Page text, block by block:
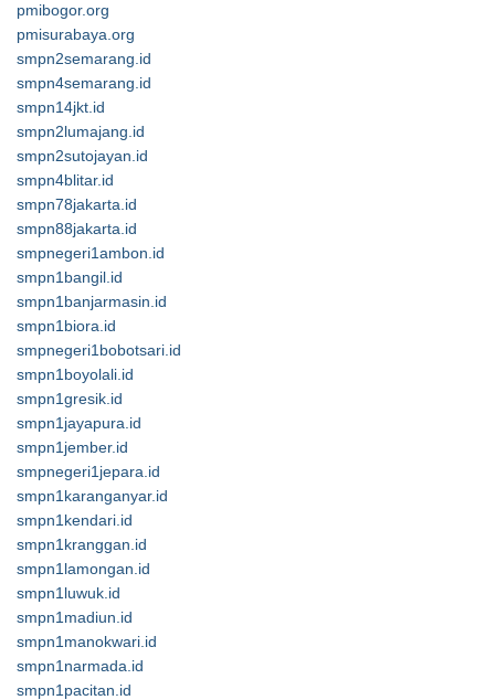
pmibogor.org
pmisurabaya.org
smpn2semarang.id
smpn4semarang.id
smpn14jkt.id
smpn2lumajang.id
smpn2sutojayan.id
smpn4blitar.id
smpn78jakarta.id
smpn88jakarta.id
smpnegeri1ambon.id
smpn1bangil.id
smpn1banjarmasin.id
smpn1biora.id
smpnegeri1bobotsari.id
smpn1boyolali.id
smpn1gresik.id
smpn1jayapura.id
smpn1jember.id
smpnegeri1jepara.id
smpn1karanganyar.id
smpn1kendari.id
smpn1kranggan.id
smpn1lamongan.id
smpn1luwuk.id
smpn1madiun.id
smpn1manokwari.id
smpn1narmada.id
smpn1pacitan.id